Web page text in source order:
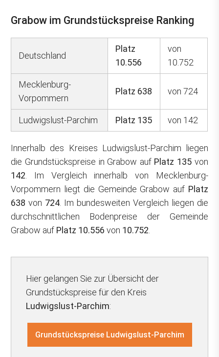
Grabow im Grundstückspreise Ranking
Deutschland
Platz
10.556
von
10.752
Mecklenburg-
Vorpommern
Platz 638 von 724
Ludwigslust-Parchim Platz 135 von 142
Innerhalb des Kreises Ludwigslust-Parchim liegen
die Grundstückspreise in Grabow auf Platz 135 von
142 . Im Vergleich innerhalb von Mecklenburg-
Vorpommern liegt die Gemeinde Grabow auf Platz
638 von 724 . Im bundesweiten Vergleich liegen die
durchschnittlichen Bodenpreise der Gemeinde
Grabow auf Platz 10.556 von 10.752
Hier gelangen Sie zur Übersicht der
Grundstückspreise für den Kreis
Ludwigslust-Parchim:
Grundstückspreise Ludwigslust-Parchim